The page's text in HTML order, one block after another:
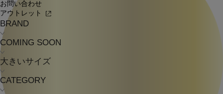
お問い合わせ
アウトレット
BRAND
COMING SOON
大きいサイズ
CATEGORY